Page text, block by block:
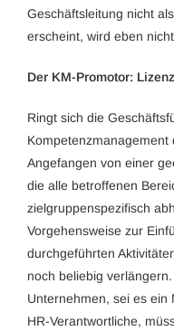
Geschäftsleitung nicht
erscheint, wird eben
Der KM-Promotor:
Ringt sich die
Kompetenzmanagement
Angefangen von einer
die alle betroffenen
zielgruppenspezifisch
Vorgehensweise zur
durchgeführten
noch beliebig
Unternehmen, sei es ein
HR-Verantwortliche,